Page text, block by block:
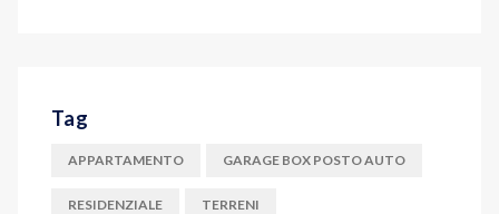
Tag
APPARTAMENTO GARAGE BOX POSTO AUTO
RESIDENZIALE TERRENI